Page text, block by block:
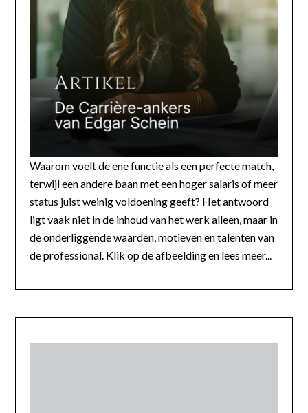
Waarom voelt de ene functie als een perfecte match,
terwijl een andere baan met een hoger salaris of meer
status juist weinig voldoening geeft? Het antwoord
ligt vaak niet in de inhoud van het werk alleen, maar in
de onderliggende waarden, motieven en talenten van
de professional. Klik op de afbeelding en lees meer...